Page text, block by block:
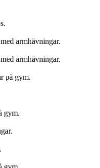
armhävningar.
armhävningar.
på gym.
gym.